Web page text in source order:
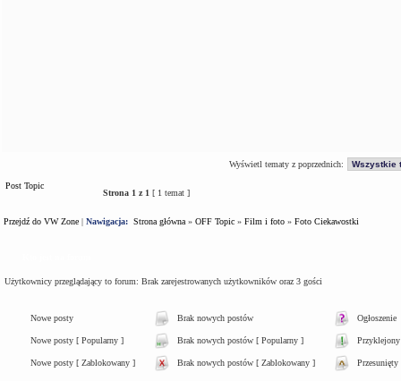
Wyświetl tematy z poprzednich:
Post Topic
Strona 1 z 1 [ 1 temat ]
Przejdź do VW Zone | Nawigacja: Strona główna » OFF Topic » Film i foto » Foto Ciekawostki
Użytkownicy przeglądający to forum: Brak zarejestrowanych użytkowników oraz 3 gości
Nowe posty Brak nowych postów Ogłoszenie
Nowe posty [ Popularny ] Brak nowych postów [ Popularny ] Przyklejony
Nowe posty [ Zablokowany ] Brak nowych postów [ Zablokowany ] Przesunięty